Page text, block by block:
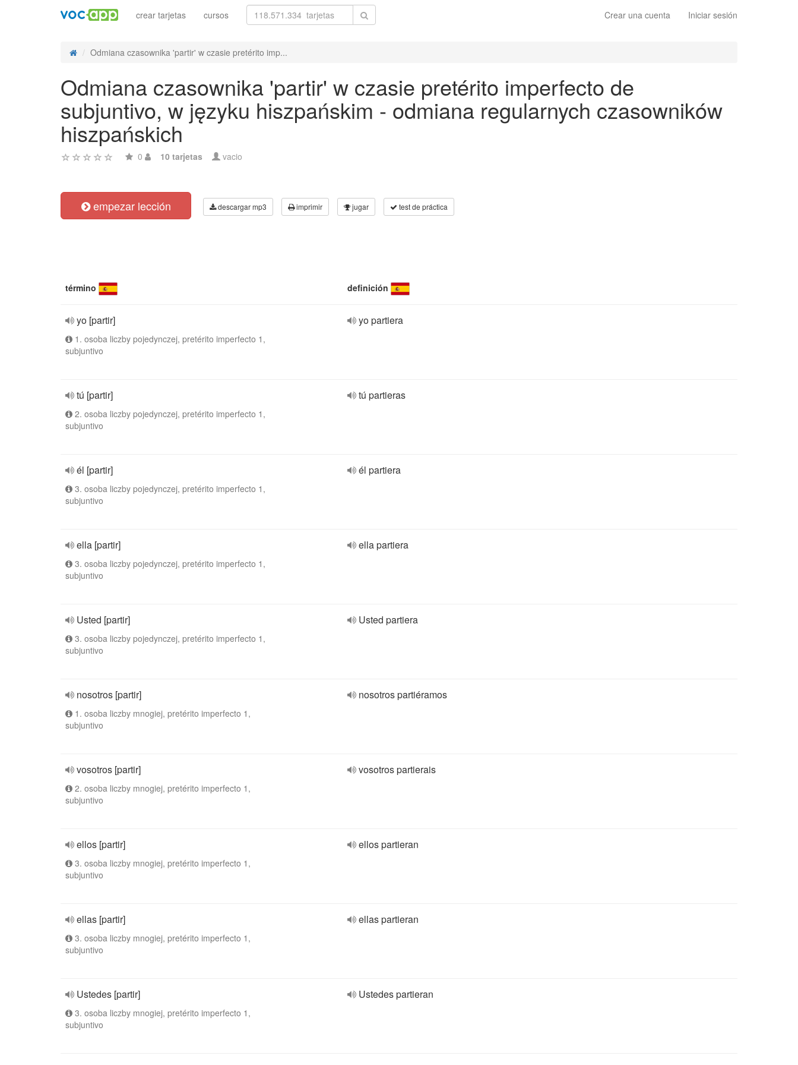
Crear una cuenta Iniciar sesión
crear tarjetas cursos
Odmiana czasownika 'partir' w czasie pretérito imp...
Odmiana czasownika 'partir' w czasie pretérito imperfecto de
subjuntivo, w języku hiszpańskim - odmiana regularnych czasowników
hiszpańskich
0 10 tarjetas vacio
empezar lección descargar mp3 imprimir jugar test de práctica
término definición
yo [partir]
1. osoba liczby pojedynczej, pretérito imperfecto 1,
subjuntivo
yo partiera
tú [partir]
2. osoba liczby pojedynczej, pretérito imperfecto 1,
subjuntivo
tú partieras
él [partir]
3. osoba liczby pojedynczej, pretérito imperfecto 1,
subjuntivo
él partiera
ella [partir]
3. osoba liczby pojedynczej, pretérito imperfecto 1,
subjuntivo
ella partiera
Usted [partir]
3. osoba liczby pojedynczej, pretérito imperfecto 1,
subjuntivo
Usted partiera
nosotros [partir]
1. osoba liczby mnogiej, pretérito imperfecto 1,
subjuntivo
nosotros partiéramos
vosotros [partir]
2. osoba liczby mnogiej, pretérito imperfecto 1,
subjuntivo
vosotros partierais
ellos [partir]
3. osoba liczby mnogiej, pretérito imperfecto 1,
subjuntivo
ellos partieran
ellas [partir]
3. osoba liczby mnogiej, pretérito imperfecto 1,
subjuntivo
ellas partieran
Ustedes [partir]
3. osoba liczby mnogiej, pretérito imperfecto 1,
subjuntivo
Ustedes partieran